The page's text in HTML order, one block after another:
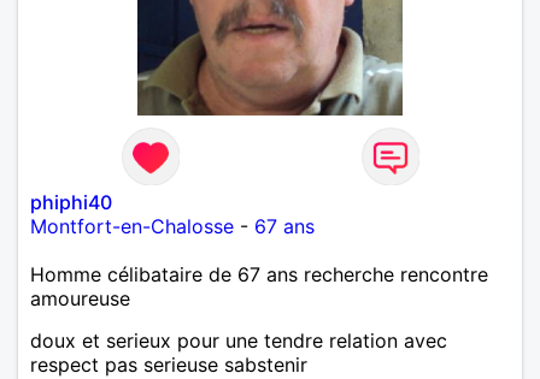
phiphi40
Montfort-en-Chalosse - 67 ans
Homme célibataire de 67 ans recherche rencontre
amoureuse
doux et serieux pour une tendre relation avec
respect pas serieuse sabstenir